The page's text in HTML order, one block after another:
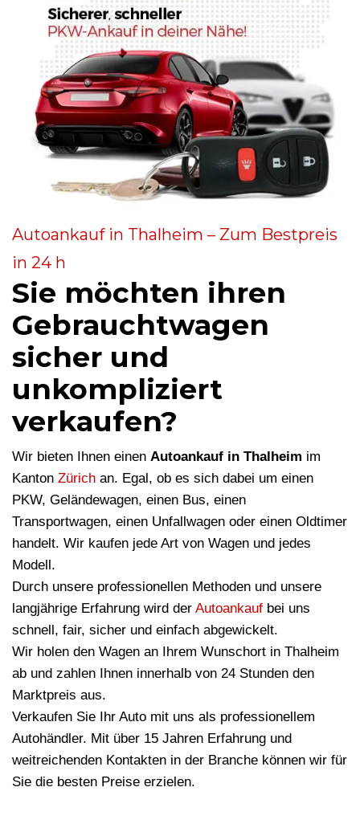
Autoankauf in Thalheim – Zum Bestpreis
in 24 h
Sie möchten ihren
Gebrauchtwagen
sicher und
unkompliziert
verkaufen?
Wir bieten Ihnen einen Autoankauf in Thalheim im
Kanton Zürich an. Egal, ob es sich dabei um einen
PKW, Geländewagen, einen Bus, einen
Transportwagen, einen Unfallwagen oder einen Oldtimer
handelt. Wir kaufen jede Art von Wagen und jedes
Modell.
Durch unsere professionellen Methoden und unsere
langjährige Erfahrung wird der Autoankauf bei uns
schnell, fair, sicher und einfach abgewickelt.
Wir holen den Wagen an Ihrem Wunschort in Thalheim
ab und zahlen Ihnen innerhalb von 24 Stunden den
Marktpreis aus.
Verkaufen Sie Ihr Auto mit uns als professionellem
Autohändler. Mit über 15 Jahren Erfahrung und
weitreichenden Kontakten in der Branche können wir für
Sie die besten Preise erzielen.